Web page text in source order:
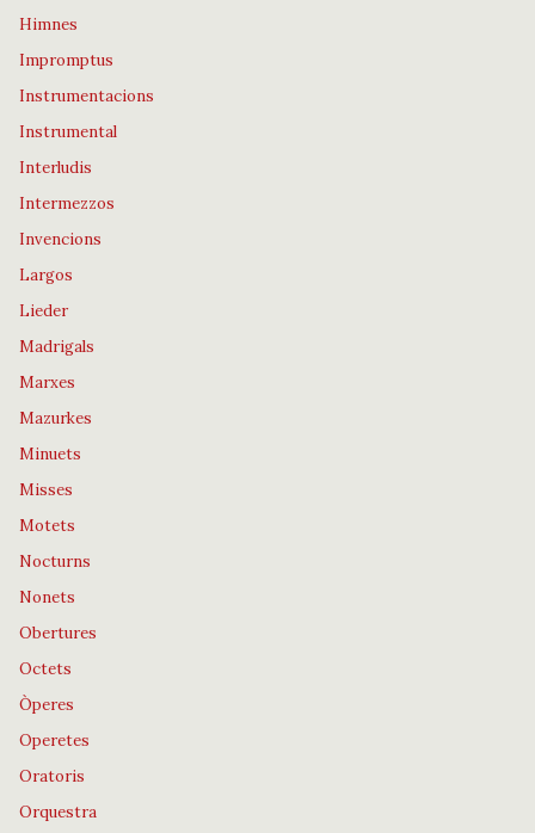
Himnes
Impromptus
Instrumentacions
Instrumental
Interludis
Intermezzos
Invencions
Largos
Lieder
Madrigals
Marxes
Mazurkes
Minuets
Misses
Motets
Nocturns
Nonets
Obertures
Octets
Òperes
Operetes
Oratoris
Orquestra